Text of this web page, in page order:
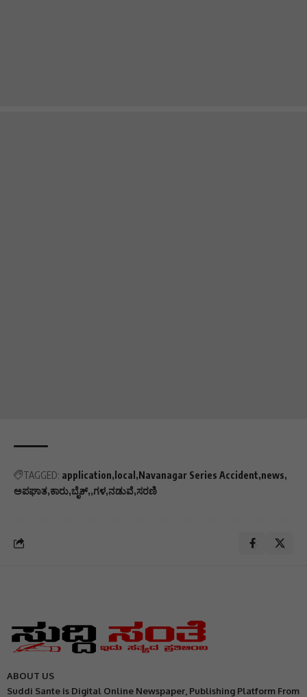
TAGGED: application local Navanagar Series Accident news
ಅಪಘಾತ ಕಾರು,ಬೈಕ್, ಗಳ ನಡುವೆ ಸರಣಿ
ABOUT US
Suddi Sante is Digital Online Newspaper, Publishing Platform From